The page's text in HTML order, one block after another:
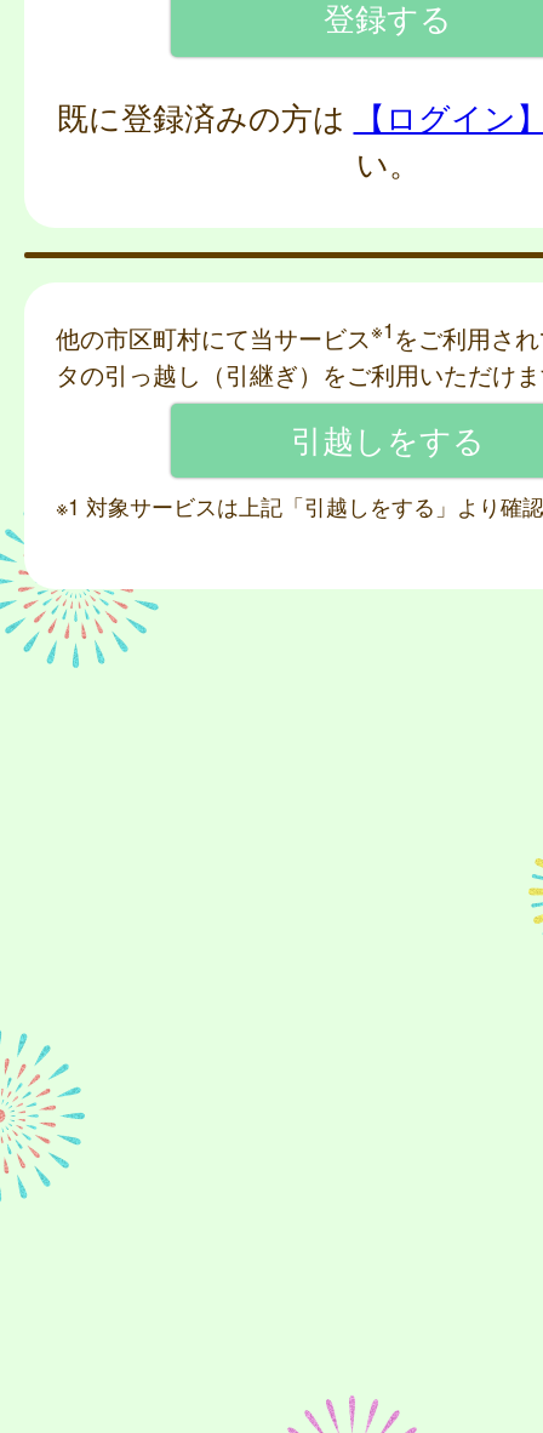
既に登録済みの方は
【ログイン
い。
他の市区町村にて当サービス※1 をご利用さ
タの引っ越し（引継ぎ）をご利用いただけ
※1 対象サービスは上記「引越しをする」より確